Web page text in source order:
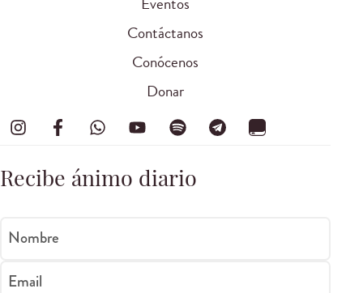
Contáctanos
Conócenos
Donar
Recibe ánimo diario
Nombre
Email